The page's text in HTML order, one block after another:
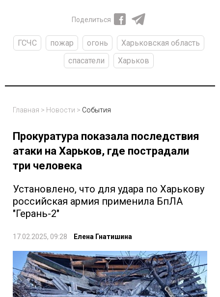
Поделиться
ГСЧС пожар огонь
Харьковская область
спасатели
Харьков
Главная > Новости > События
Прокуратура показала последствия
атаки на Харьков, где пострадали
три человека
Установлено, что для удара по Харькову
российская армия применила БпЛА
"Герань-2"
17.02.2025, 09:28 Елена Гнатишина